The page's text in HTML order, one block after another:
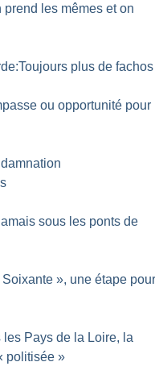
les mêmes et on
plus de fachos
ou opportunité pour
sous les ponts de
Soixante », une étape
Pays de la Loire, la
politisée »